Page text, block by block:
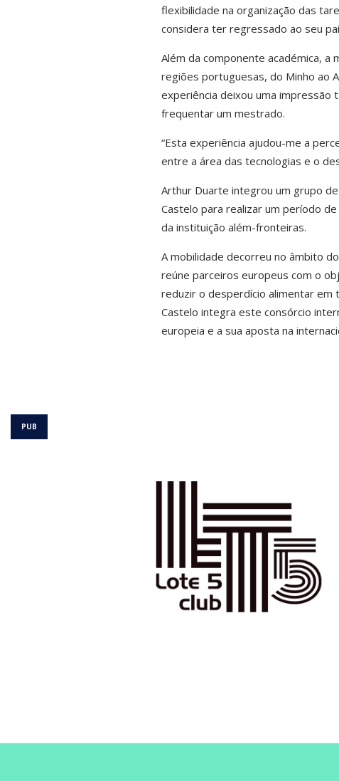
flexibilidade na organização das
considera ter regressado ao seu
Além da componente académica,
regiões portuguesas, do Minho ao
experiência deixou uma
frequentar um mestrado.
“Esta experiência ajudou-me a
entre a área das tecnologias e o
Arthur Duarte integrou um grupo
Castelo para realizar um período
da instituição além-fronteiras.
A mobilidade decorreu no âmbito
reúne parceiros europeus com o
reduzir o desperdício alimentar em
Castelo integra este consórcio
europeia e a sua aposta na